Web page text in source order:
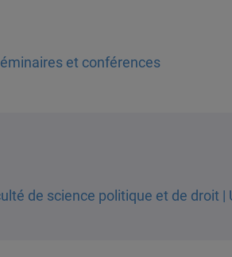
et conférences